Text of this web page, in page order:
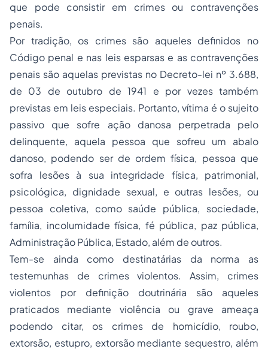
que pode consistir em crimes ou contravenções
penais.
Por tradição, os crimes são aqueles definidos no
Código penal e nas leis esparsas e as contravenções
penais são aquelas previstas no Decreto-lei nº 3.688,
de 03 de outubro de 1941 e por vezes também
previstas em leis especiais. Portanto, vítima é o sujeito
passivo que sofre ação danosa perpetrada pelo
delinquente, aquela pessoa que sofreu um abalo
danoso, podendo ser de ordem física, pessoa que
sofra lesões à sua integridade física, patrimonial,
psicológica, dignidade sexual, e outras lesões, ou
pessoa coletiva, como saúde pública, sociedade,
família, incolumidade física, fé pública, paz pública,
Administração Pública, Estado, além de outros.
Tem-se ainda como destinatárias da norma as
testemunhas de crimes violentos. Assim, crimes
violentos por definição doutrinária são aqueles
praticados mediante violência ou grave ameaça
podendo citar, os crimes de homicídio, roubo,
extorsão, estupro, extorsão mediante sequestro, além